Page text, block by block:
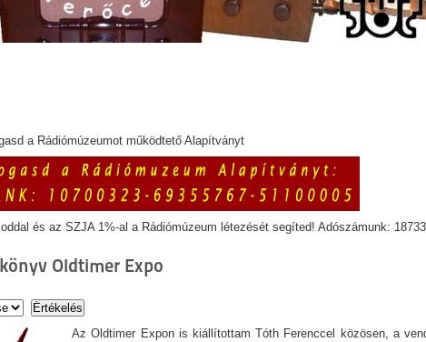
a Rádiómúzeumot működtető Alapítványt
és az SZJA 1%-al a Rádiómúzeum létezését segíted! Adószámunk:
Oldtimer Expo
Az Oldtimer Expon is kiállítottam Tóth Ferenccel közösen, a